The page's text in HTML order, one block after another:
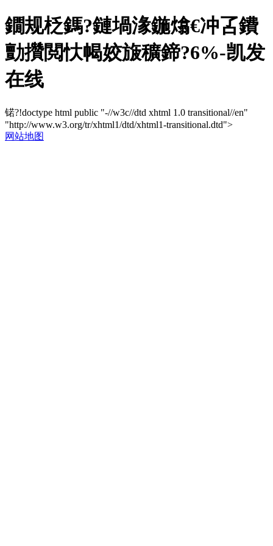
鐗规柉鎷?鏈堝湪鍦熻€冲叾鐨
勯攢閲忕幆姣旇穬鍗?6%-凯发
在线
锘?!doctype html public "-//w3c//dtd xhtml 1.0 transitional//en"
"http://www.w3.org/tr/xhtml1/dtd/xhtml1-transitional.dtd">
网站地图